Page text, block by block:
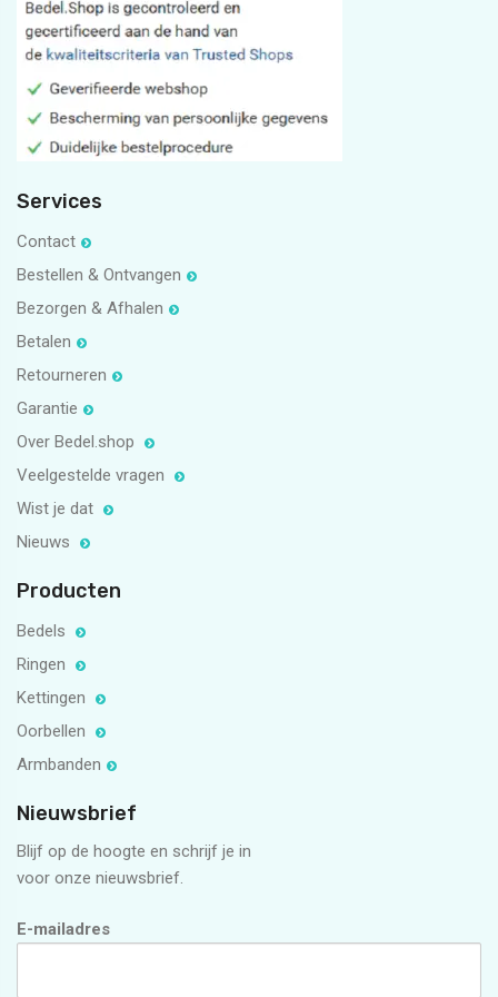
#bedelpuntshop
5
Services
Contact
Bestellen & Ontvangen
Bezorgen & Afhalen
Betalen
Retourneren
Garantie
Over Bedel.shop
Veelgestelde vragen
Wist je dat
Nieuws
Producten
Bedels
Ringen
Kettingen
Oorbellen
Armbanden
Nieuwsbrief
Blijf op de hoogte en schrijf je in
voor onze nieuwsbrief.
E-mailadres